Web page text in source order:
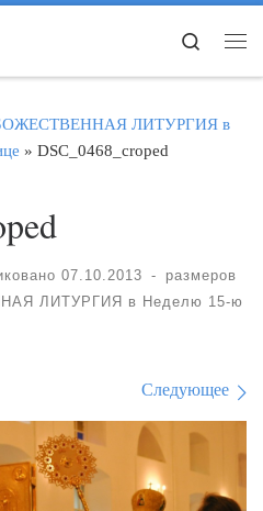
Search
ЛИТУРГИЯ в
» DSC_0468_croped
07.10.2013 -
размеров
ЛИТУРГИЯ в Неделю 15-ю
Следующее